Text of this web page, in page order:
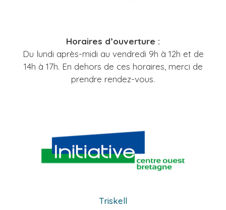
Horaires d’ouverture :
Du lundi après-midi au vendredi 9h à 12h et de
14h à 17h. En dehors de ces horaires, merci de
prendre rendez-vous.
Triskell